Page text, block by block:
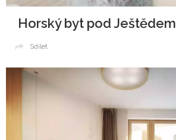
Horský byt pod Ještědem
Sdílet